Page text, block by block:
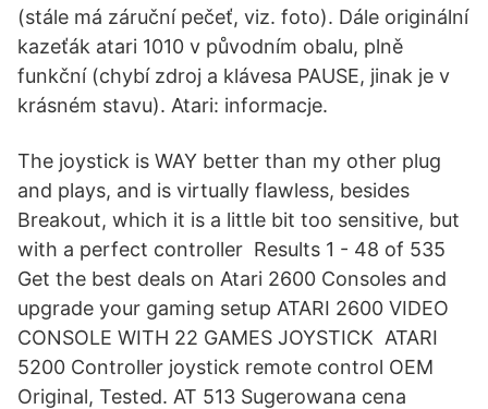
(stále má záruční pečeť, viz. foto). Dále originální
kazeťák atari 1010 v původním obalu, plně
funkční (chybí zdroj a klávesa PAUSE, jinak je v
krásném stavu). Atari: informacje.
The joystick is WAY better than my other plug
and plays, and is virtually flawless, besides
Breakout, which it is a little bit too sensitive, but
with a perfect controller Results 1 - 48 of 535
Get the best deals on Atari 2600 Consoles and
upgrade your gaming setup ATARI 2600 VIDEO
CONSOLE WITH 22 GAMES JOYSTICK ATARI
5200 Controller joystick remote control OEM
Original, Tested. AT 513 Sugerowana cena